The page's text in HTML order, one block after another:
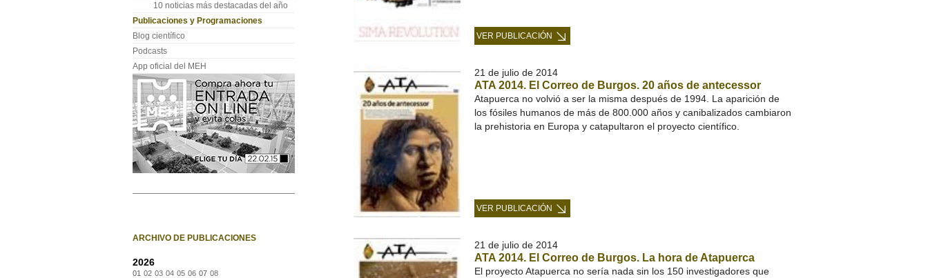
10 noticias más destacadas del año
Publicaciones y Programaciones
Blog científico
Podcasts
App oficial del MEH
ARCHIVO DE PUBLICACIONES
2026
01 02 03 04 05 06 07 08
VER PUBLICACIÓN
21 de julio de 2014
ATA 2014. El Correo de Burgos. 20 años de antecessor
Atapuerca no volvió a ser la misma después de 1994. La aparición de
los fósiles humanos de más de 800.000 años y canibalizados cambiaron
la prehistoria en Europa y catapultaron el proyecto científico.
VER PUBLICACIÓN
21 de julio de 2014
ATA 2014. El Correo de Burgos. La hora de Atapuerca
El proyecto Atapuerca no sería nada sin los 150 investigadores que